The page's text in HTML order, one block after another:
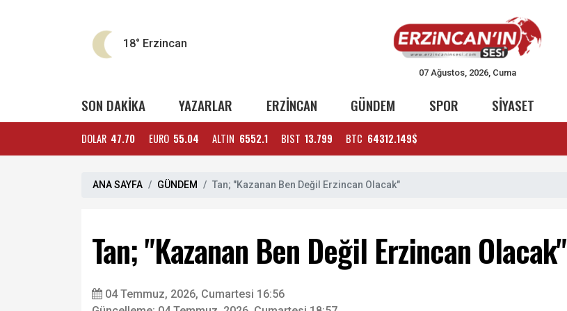
18° Erzincan
07 Ağustos, 2026, Cuma
SON DAKİKA YAZARLAR ERZİNCAN GÜNDEM SPOR SİYASET
DOLAR 47.70 EURO 55.04 ALTIN 6552.1 BIST 13.799 BTC 64312.149$
ANA SAYFA GÜNDEM Tan; "Kazanan Ben Değil Erzincan Olacak"
Tan; "Kazanan Ben Değil Erzincan Olacak"
04 Temmuz, 2026, Cumartesi 16:56